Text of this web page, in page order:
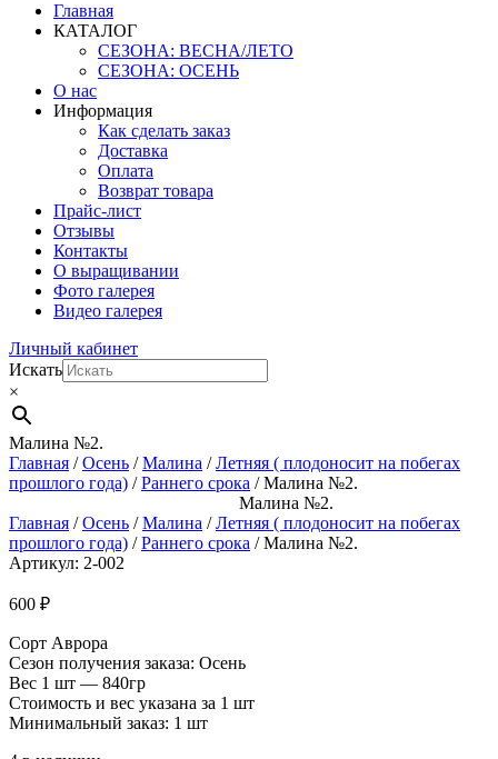
Главная
КАТАЛОГ
СЕЗОНА: ВЕСНА/ЛЕТО
СЕЗОНА: ОСЕНЬ
О нас
Информация
Как сделать заказ
Доставка
Оплата
Возврат товара
Прайс-лист
Отзывы
Контакты
О выращивании
Фото галерея
Видео галерея
Личный кабинет
Искать
×
Малина №2.
Главная /Осень /Малина /Летняя ( плодоносит на побегах
прошлого года) /Раннего срока / Малина №2.
Малина №2.
Главная /Осень /Малина /Летняя ( плодоносит на побегах
прошлого года) /Раннего срока / Малина №2.
Артикул: 2-002
600 ₽
Сорт Аврора
Сезон получения заказа: Осень
Вес 1 шт — 840гр
Стоимость и вес указана за 1 шт
Минимальный заказ: 1 шт